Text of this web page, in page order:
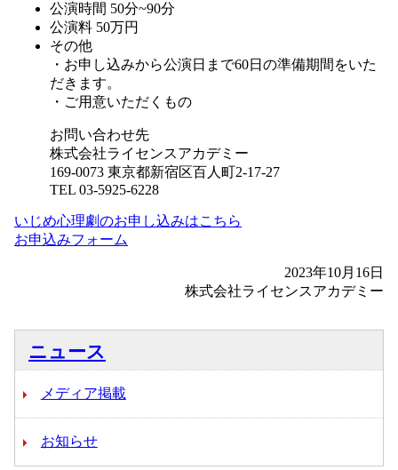
公演時間 50分~90分
公演料 50万円
その他
・お申し込みから公演日まで60日の準備期間をいた
だきます。
・ご用意いただくもの
お問い合わせ先
株式会社ライセンスアカデミー
169-0073 東京都新宿区百人町2-17-27
TEL 03-5925-6228
いじめ心理劇のお申し込みはこちら
お申込みフォーム
2023年10月16日
株式会社ライセンスアカデミー
ニュース
メディア掲載
お知らせ